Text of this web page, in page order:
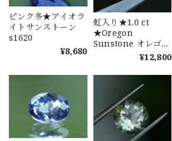
ピンク多★アイオラ
イトサンストーン
s1620
¥8,680
虹入り★1.0 ct
★Oregon
Sunstone オレゴン
サンストーン s1541
¥12,800